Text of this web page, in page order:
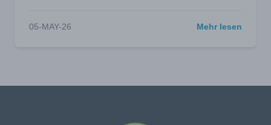
05-MAY-26 Mehr lesen